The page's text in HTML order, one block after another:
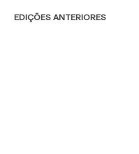
EDIÇÕES ANTERIORES